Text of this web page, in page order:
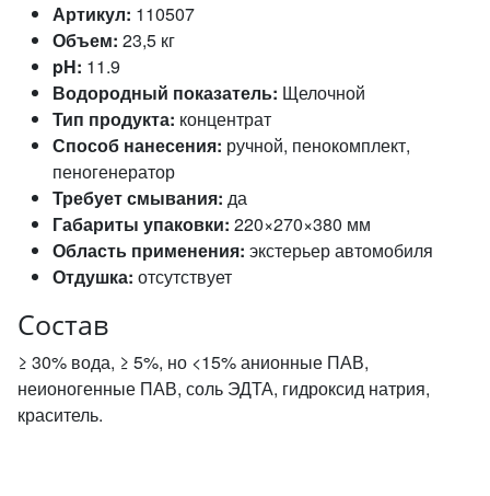
Артикул: 110507
Объем: 23,5 кг
pH: 11.9
Водородный показатель: Щелочной
Тип продукта: концентрат
Способ нанесения: ручной, пенокомплект,
пеногенератор
Требует смывания: да
Габариты упаковки: 220×270×380 мм
Область применения: экстерьер автомобиля
Отдушка: отсутствует
Состав
≥ 30% вода, ≥ 5%, но <15% анионные ПАВ,
неионогенные ПАВ, соль ЭДТА, гидроксид натрия,
краситель.